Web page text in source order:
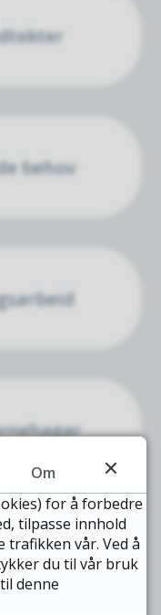
behov
0 - 6 år
Om
for å forbedre
tilpasse innhold
vår. Ved å
du til vår bruk
denne